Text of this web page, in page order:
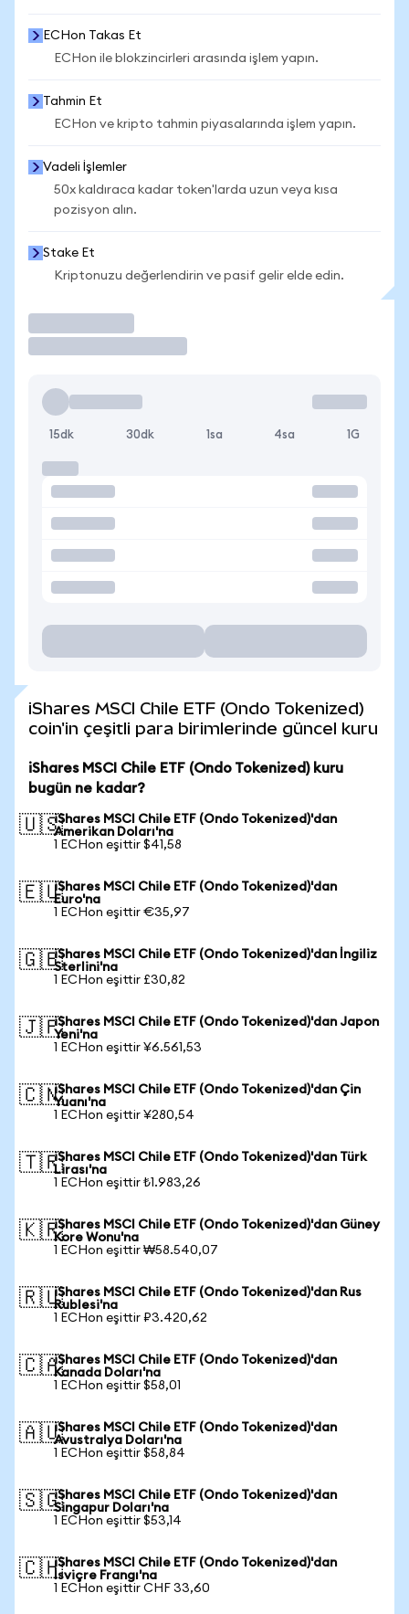
ECHon Takas Et
ECHon ile blokzincirleri arasında işlem yapın.
Tahmin Et
ECHon ve kripto tahmin piyasalarında işlem yapın.
Vadeli İşlemler
50x kaldıraca kadar token'larda uzun veya kısa
pozisyon alın.
Stake Et
Kriptonuzu değerlendirin ve pasif gelir elde edin.
15dk 30dk 1sa 4sa 1G
iShares MSCI Chile ETF (Ondo Tokenized)
coin'in çeşitli para birimlerinde güncel kuru
iShares MSCI Chile ETF (Ondo Tokenized) kuru
bugün ne kadar?
🇺🇸iShares MSCI Chile ETF (Ondo Tokenized)'dan
Amerikan Doları'na
1 ECHon eşittir $41,58
🇪🇺iShares MSCI Chile ETF (Ondo Tokenized)'dan
Euro'na
1 ECHon eşittir €35,97
🇬🇧iShares MSCI Chile ETF (Ondo Tokenized)'dan İngiliz
Sterlini'na
1 ECHon eşittir £30,82
🇯🇵iShares MSCI Chile ETF (Ondo Tokenized)'dan Japon
Yeni'na
1 ECHon eşittir ¥6.561,53
🇨🇳iShares MSCI Chile ETF (Ondo Tokenized)'dan Çin
Yuanı'na
1 ECHon eşittir ¥280,54
🇹🇷iShares MSCI Chile ETF (Ondo Tokenized)'dan Türk
Lirası'na
1 ECHon eşittir ₺1.983,26
🇰🇷iShares MSCI Chile ETF (Ondo Tokenized)'dan Güney
Kore Wonu'na
1 ECHon eşittir ₩58.540,07
🇷🇺iShares MSCI Chile ETF (Ondo Tokenized)'dan Rus
Rublesi'na
1 ECHon eşittir ₽3.420,62
🇨🇦iShares MSCI Chile ETF (Ondo Tokenized)'dan
Kanada Doları'na
1 ECHon eşittir $58,01
🇦🇺iShares MSCI Chile ETF (Ondo Tokenized)'dan
Avustralya Doları'na
1 ECHon eşittir $58,84
🇸🇬iShares MSCI Chile ETF (Ondo Tokenized)'dan
Singapur Doları'na
1 ECHon eşittir $53,14
🇨🇭iShares MSCI Chile ETF (Ondo Tokenized)'dan
İsviçre Frangı'na
1 ECHon eşittir CHF 33,60